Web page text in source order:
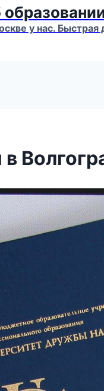
у нас. Быстрая